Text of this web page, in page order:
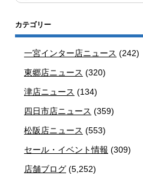
カテゴリー
一宮インター店ニュース (242)
東郷店ニュース (320)
津店ニュース (134)
四日市店ニュース (359)
松阪店ニュース (553)
セール・イベント情報 (309)
店舗ブログ (5,252)